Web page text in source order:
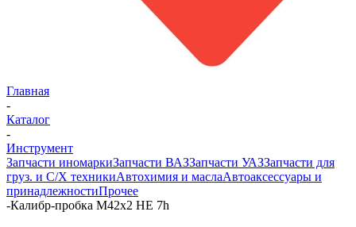
Главная
-
Каталог
-
Инструмент
Запчасти иномаркиЗапчасти ВАЗЗапчасти УАЗЗапчасти для
груз. и С/Х техникиАвтохимия и маслаАвтоаксессуары и
принадлежностиПрочее
-Калибр-пробка М42х2 НЕ 7h